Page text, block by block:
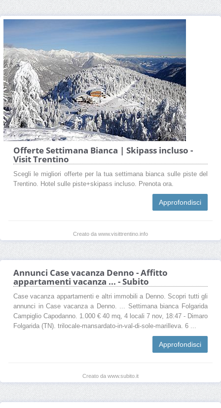
Offerte Settimana Bianca | Skipass incluso -
Visit Trentino
Scegli le migliori offerte per la tua settimana bianca sulle piste del
Trentino. Hotel sulle piste+skipass incluso. Prenota ora.
Approfondisci
Creato da www.visittrentino.info
Annunci Case vacanza Denno - Affitto
appartamenti vacanza ... - Subito
Case vacanza appartamenti e altri immobili a Denno. Scopri tutti gli
annunci in Case vacanza a Denno. ... Settimana bianca Folgarida
Campiglio Capodanno. 1.000 € 40 mq, 4 locali 7 nov, 18:47 - Dimaro
Folgarida (TN). trilocale-mansardato-in-val-di-sole-marilleva. 6 ...
Approfondisci
Creato da www.subito.it